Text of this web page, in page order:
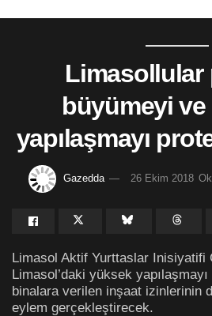
Limasollular
büyümeyi
yapılaşmayı
Gazedda 26 Ekim 2018
Limasol Aktif Yurttaslar Inisiyatifi
Limasol’daki yüksek
binalara verilen inşaat izinlerinin
eylem gerçekleştirecek.